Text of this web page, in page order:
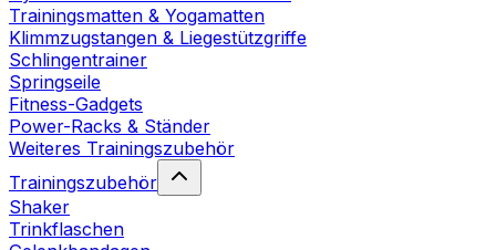
Trainingsmatten & Yogamatten
Klimmzugstangen & Liegestützgriffe
Schlingentrainer
Springseile
Fitness-Gadgets
Power-Racks & Ständer
Weiteres Trainingszubehör
Trainingszubehör
Shaker
Trinkflaschen